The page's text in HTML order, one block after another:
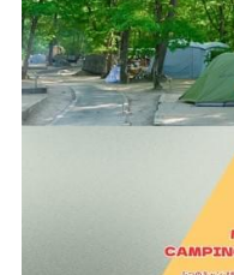
日帰り
コテージ
物販/レンタル
物販
カフェ/食材セット
MARUMORI-SAUNA